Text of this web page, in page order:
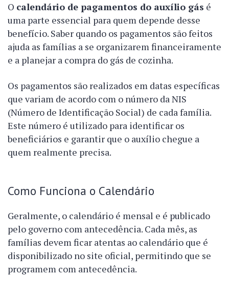
O calendário de pagamentos do auxílio gás é
uma parte essencial para quem depende desse
benefício. Saber quando os pagamentos são feitos
ajuda as famílias a se organizarem financeiramente
e a planejar a compra do gás de cozinha.
Os pagamentos são realizados em datas específicas
que variam de acordo com o número da NIS
(Número de Identificação Social) de cada família.
Este número é utilizado para identificar os
beneficiários e garantir que o auxílio chegue a
quem realmente precisa.
Como Funciona o Calendário
Geralmente, o calendário é mensal e é publicado
pelo governo com antecedência. Cada mês, as
famílias devem ficar atentas ao calendário que é
disponibilizado no site oficial, permitindo que se
programem com antecedência.